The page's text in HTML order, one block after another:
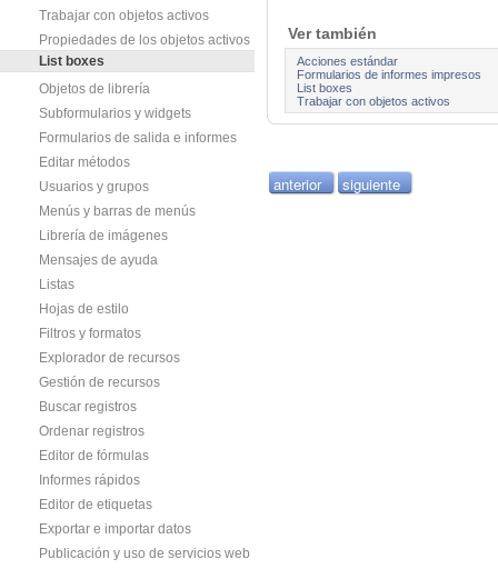
Trabajar con objetos activos
Propiedades de los objetos activos
List boxes
Objetos de librería
Subformularios y widgets
Formularios de salida e informes
Editar métodos
Usuarios y grupos
Menús y barras de menús
Librería de imágenes
Mensajes de ayuda
Listas
Hojas de estilo
Filtros y formatos
Explorador de recursos
Gestión de recursos
Buscar registros
Ordenar registros
Editor de fórmulas
Informes rápidos
Editor de etiquetas
Exportar e importar datos
Publicación y uso de servicios web
Ver también
Acciones estándar
Formularios de informes impresos
List boxes
Trabajar con objetos activos
anterior siguiente